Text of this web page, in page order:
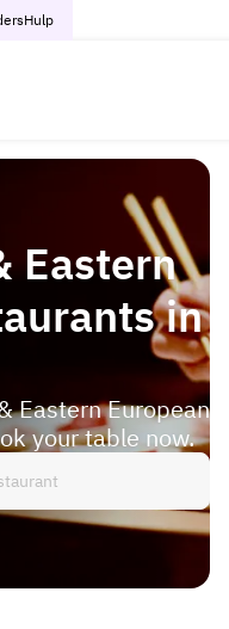
Hulp
Eastern
in
Eastern European
your table now.